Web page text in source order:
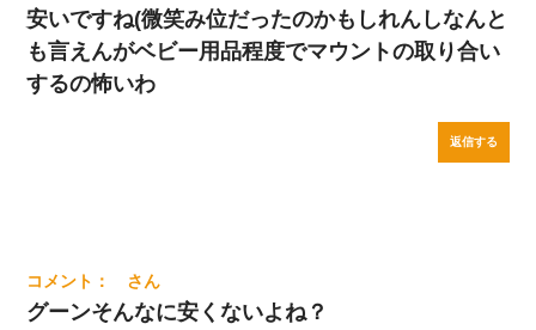
安いですね(微笑み位だったのかもしれんしなんと
も言えんがベビー用品程度でマウントの取り合い
するの怖いわ
返信する
グーンそんなに安くないよね？